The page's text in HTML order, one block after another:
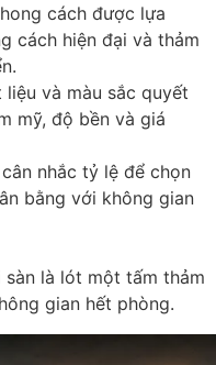
cách được lựa
cách hiện đại và thảm
liệu và màu sắc quyết
mỹ, độ bền và giá
nhắc tỷ lệ để chọn
bằng với không gian
là lót một tấm thảm
gian hết phòng.